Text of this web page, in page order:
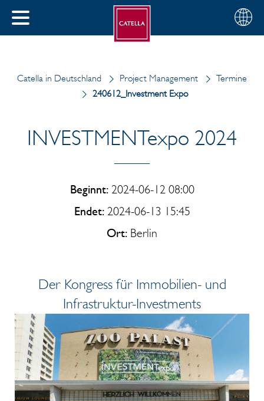
SCHLIESSEN
Wählen
Sie
Deutsch
Catella in Deutschland Project Management
Termine
240612_Investment Expo
INVESTMENTexpo 2024
Beginnt:2024-06-12 08:00
Endet:2024-06-13 15:45
Ort: Berlin
Der Kongress für Immobilien- und
Infrastruktur-Investments